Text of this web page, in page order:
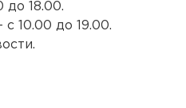
до 18.00.
10.00 до 19.00.